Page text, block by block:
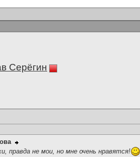
Серёгин
правда не мои, но мне очень нравятся!